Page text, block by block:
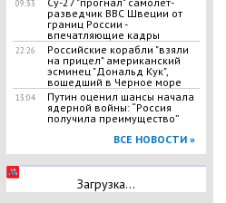
09:33
разведчик ВВС Швеции от
границ России -
впечатляющие кадры
22:26
Российские корабли "взяли
на прицел" американский
эсминец "Дональд Кук",
вошедший в Черное море
13:04
Путин оценил шансы начала
ядерной войны: “Россия
получила преимущество”
ВСЕ НОВОСТИ »
Загрузка...